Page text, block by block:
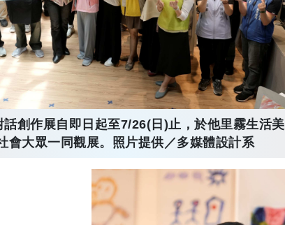
話創作展自即日起至7/26(日)止，於他里霧生活美
會大眾一同觀展。照片提供／多媒體設計系